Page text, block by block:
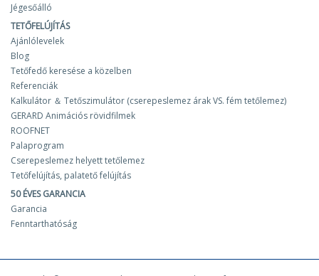
Jégesőálló
TETŐFELÚJÍTÁS
Ajánlólevelek
Blog
Tetőfedő keresése a közelben
Referenciák
Kalkulátor ＆ Tetőszimulátor (cserepeslemez árak VS. fém tetőlemez)
GERARD Animációs rövidfilmek
ROOFNET
Palaprogram
Cserepeslemez helyett tetőlemez
Tetőfelújítás, palatető felújítás
50 ÉVES GARANCIA
Garancia
Fenntarthatóság